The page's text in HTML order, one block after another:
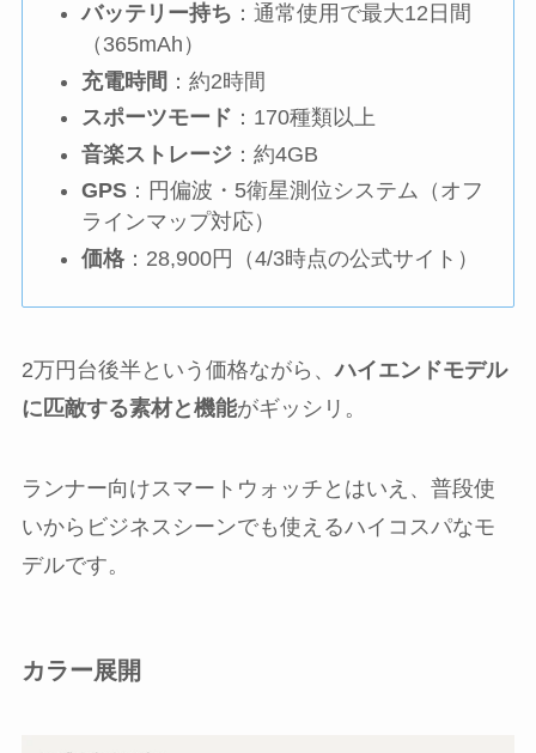
バッテリー持ち ：通常使用で最大12日間
（365mAh）
充電時間 ：約2時間
スポーツモード ：170種類以上
音楽ストレージ ：約4GB
GPS ：円偏波・5衛星測位システム（オフ
ラインマップ対応）
価格 ：28,900円（4/3時点の公式サイト）
2万円台後半という価格ながら、ハイエンドモデル
に匹敵する素材と機能がギッシリ。
ランナー向けスマートウォッチとはいえ、普段使
いからビジネスシーンでも使えるハイコスパなモ
デルです。
カラー展開